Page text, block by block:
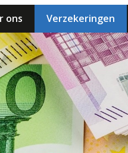
ons Verzekeringen